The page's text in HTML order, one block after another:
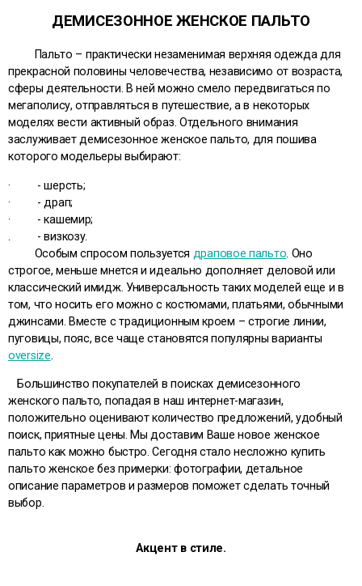
ДЕМИСЕЗОННОЕ ЖЕНСКОЕ ПАЛЬТО
Пальто – практически незаменимая верхняя одежда для
прекрасной половины человечества, независимо от возраста,
сферы деятельности. В ней можно смело передвигаться по
мегаполису, отправляться в путешествие, а в некоторых
моделях вести активный образ. Отдельного внимания
заслуживает демисезонное женское пальто, для пошива
которого модельеры выбирают:
· - шерсть;
· - драп;
· - кашемир;
. - визкозу.
Особым спросом пользуется драповое пальто . Оно
строгое, меньше мнется и идеально дополняет деловой или
классический имидж. Универсальность таких моделей еще и в
том, что носить его можно с костюмами, платьями, обычными
джинсами. Вместе с традиционным кроем – строгие линии,
пуговицы, пояс, все чаще становятся популярны варианты
oversize
Большинство покупателей в поисках демисезонного
женского пальто, попадая в наш интернет-магазин,
положительно оценивают количество предложений, удобный
поиск, приятные цены. Мы доставим Ваше новое женское
пальто как можно быстро. Сегодня стало несложно купить
пальто женское без примерки: фотографии, детальное
описание параметров и размеров поможет сделать точный
выбор.
Акцент в стиле.